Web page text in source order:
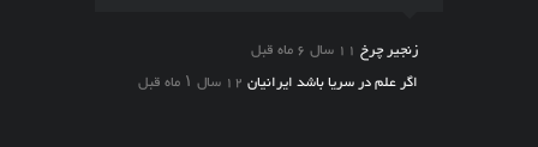
زنجیر چرخ 11 سال 6 ماه قبل
اگر علم در سریا باشد ایرانیان 12 سال ۱ ماه قبل